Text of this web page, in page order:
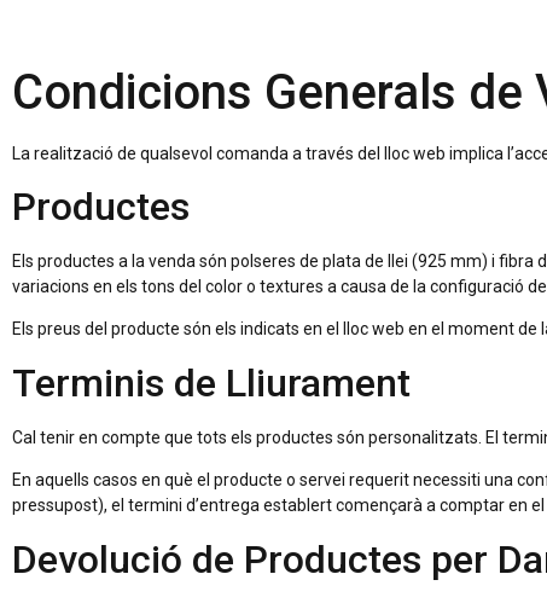
Condicions Generals de
La realització de qualsevol comanda a través del lloc web implica
Productes
Els productes a la venda són polseres de plata de llei (925 mm) i
variacions en els tons del color o textures a causa de la configuració
Els preus del producte són els indicats en el lloc web en el moment
Terminis de Lliurament
Cal tenir en compte que tots els productes són personalitzats. El
En aquells casos en què el producte o servei requerit necessiti una
pressupost), el termini d’entrega establert començarà a comptar en
Devolució de Productes per